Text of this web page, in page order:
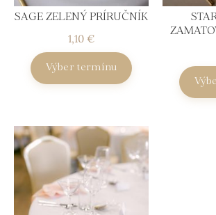
SAGE ZELENÝ PRÍRUČNÍK
1,10 €
Výber termínu